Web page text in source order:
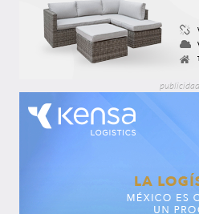
publicidad